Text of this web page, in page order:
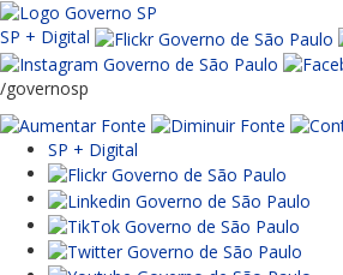
SP + Digital
/governosp
SP + Digital